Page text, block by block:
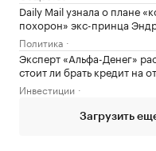
Daily Mail узнала о плане
похорон» экс-принца
Политика
Эксперт «Альфа-Денег»
стоит ли брать кредит на
Инвестиции
Загрузить